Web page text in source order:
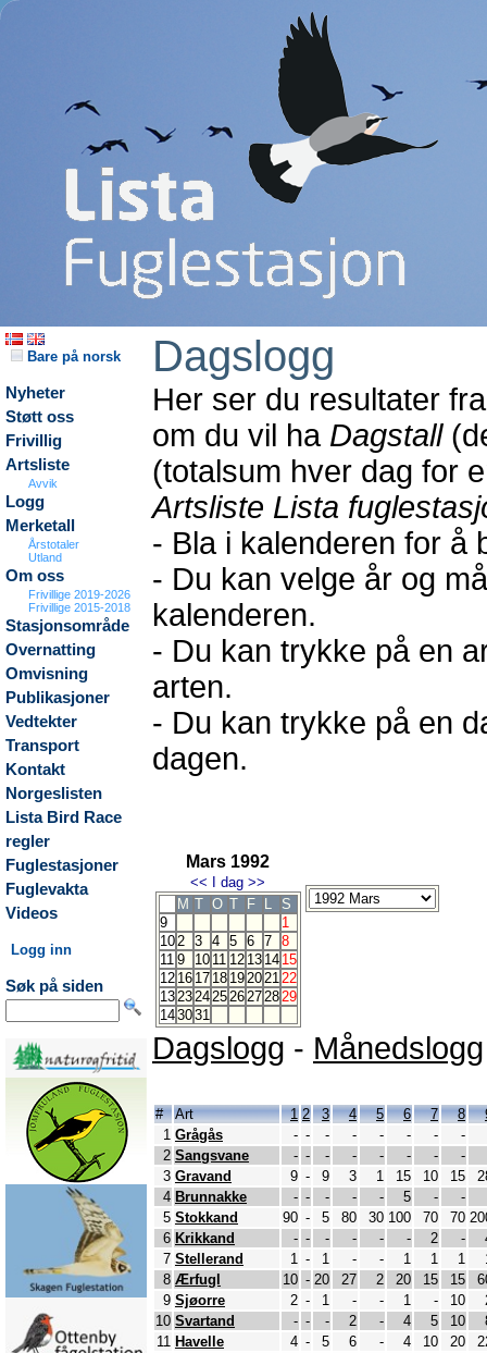
Bare på norsk
Nyheter
Støtt oss
Frivillig
Artsliste
Avvik
Logg
Merketall
Årstotaler
Utland
Om oss
Frivillige 2019-2026
Frivillige 2015-2018
Stasjonsområde
Overnatting
Omvisning
Publikasjoner
Vedtekter
Transport
Kontakt
Norgeslisten
Lista Bird Race
regler
Fuglestasjoner
Fuglevakta
Videos
Logg inn
Søk på siden
Dagslogg
Her ser du resultater
om du vil ha Dagstall
(totalsum hver dag for
Artsliste Lista
- Bla i kalenderen for å
- Du kan velge år og
kalenderen.
- Du kan trykke på en
arten.
- Du kan trykke på en
dagen.
Mars 1992
<< I dag >>
M T O T F L
S
9
1
102 3 4 5 6 7 8
11 9 10 11 12 13 14 15
12 16 17 18 19202122
1323242526272829
143031
Dagslogg - Månedslogg
# Art 1 2 3 4 5 6 7 8
1 Grågås - - - - - - -
-
2 Sangsvane - - - - - - -
-
3 Gravand 9 - 9 3 1 15 10 15
4 Brunnakke - - - - - 5 -
-
5 Stokkand 90 - 5 80 30 100 70 70
6 Krikkand - - - - - - 2 -
7 Stellerand 1 - 1 - - 1 1 1
8 Ærfugl 10 - 20 27 2 20 15 15
9 Sjøorre 2 - 1 - - 1 - 10
10 Svartand - - - 2 - 4 5 10
11 Havelle 4 - 5 6 - 4 10 20